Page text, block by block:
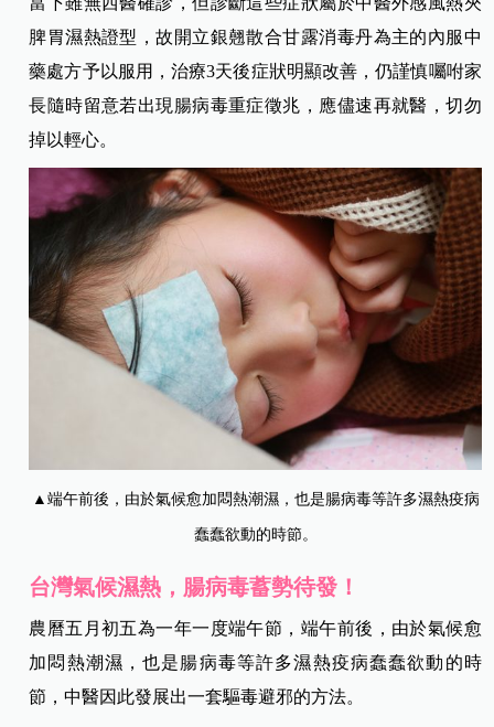
脾胃濕熱證型，故開立銀翹散合甘露消毒丹為主的內服中
藥處方予以服用，治療3天後症狀明顯改善，仍謹慎囑咐家
長隨時留意若出現腸病毒重症徵兆，應儘速再就醫，切勿
掉以輕心。
▲端午前後，由於氣候愈加悶熱潮濕，也是腸病毒等許多濕熱疫病
蠢蠢欲動的時節。
台灣氣候濕熱，腸病毒蓄勢待發！
農曆五月初五為一年一度端午節，端午前後，由於氣候愈
加悶熱潮濕，也是腸病毒等許多濕熱疫病蠢蠢欲動的時
節，中醫因此發展出一套驅毒避邪的方法。